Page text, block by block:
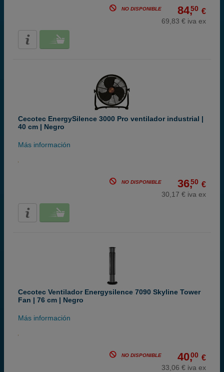
84,50 €
69,83 € iva ex
NO DISPONIBLE
Cecotec EnergySilence 3000 Pro ventilador industrial |
40 cm | Negro
Más información
36,50 €
30,17 € iva ex
NO DISPONIBLE
Cecotec Ventilador Energysilence 7090 Skyline Tower
Fan | 76 cm | Negro
Más información
40,00 €
33,06 € iva ex
NO DISPONIBLE